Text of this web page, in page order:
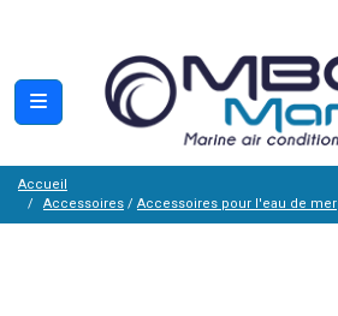
Accueil
Accessoires / Accessoires pour l'eau de mer